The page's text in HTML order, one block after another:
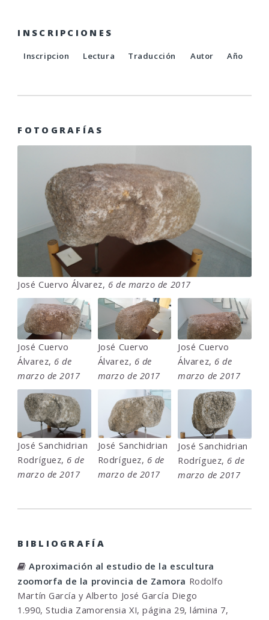
INSCRIPCIONES
Inscripcion Lectura Traducción Autor Año
FOTOGRAFÍAS
José Cuervo Álvarez, 6 de marzo de 2017
José Cuervo
Álvarez, 6 de
marzo de 2017
José Cuervo
Álvarez, 6 de
marzo de 2017
José Cuervo
Álvarez, 6 de
marzo de 2017
José Sanchidrian
Rodríguez, 6 de
marzo de 2017
José Sanchidrian
Rodríguez, 6 de
marzo de 2017
José Sanchidrian
Rodríguez, 6 de
marzo de 2017
BIBLIOGRAFÍA
Aproximación al estudio de la escultura
zoomorfa de la provincia de Zamora Rodolfo
Martín García y Alberto José García Diego
1.990, Studia Zamorensia XI, página 29, lámina 7,